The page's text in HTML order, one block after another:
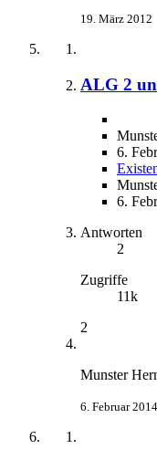
19. März 2012
ALG 2
6.
6.
Antworten
2
Zugriffe
11k
2
Munster
6. Februar 2014